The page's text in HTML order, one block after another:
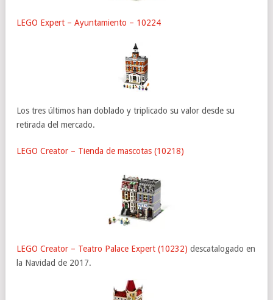
LEGO Expert – Ayuntamiento – 10224
Los tres últimos han doblado y triplicado su valor desde su
retirada del mercado.
LEGO Creator – Tienda de mascotas (10218)
LEGO Creator – Teatro Palace Expert (10232) descatalogado en
la Navidad de 2017.